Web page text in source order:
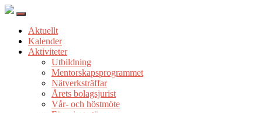
Aktuellt
Kalender
Aktiviteter
Utbildning
Mentorskapsprogrammet
Nätverksträffar
Årets bolagsjurist
Vår- och höstmöte